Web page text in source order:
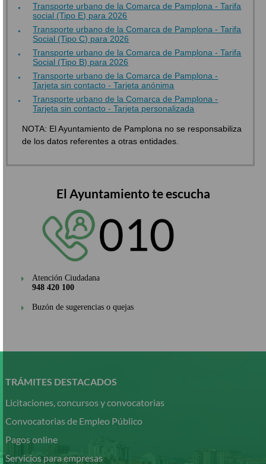
Transporte urbano de la Comarca de Pamplona - Tarifa
social (Tipo E) para 2026
Transporte urbano de la Comarca de Pamplona - Tarifa
Social (Tipo C) para 2026
Transporte urbano de la Comarca de Pamplona - Tarifa
Social (Tipo B) para 2026
Transporte urbano de la Comarca de Pamplona -
Tarjeta sin contacto - Tarjeta anónima
Transporte urbano de la Comarca de Pamplona -
Tarjeta sin contacto - Tarjeta personalizada
NOTA: El Ayuntamiento de Pamplona no se responsabiliza
de los datos referentes a otras entidades.
El Ayuntamiento te escucha
Atención Ciudadana
948 420 100
Buzón de sugerencias o quejas
contenido
TRÁMITES DESTACADOS
Licitaciones, concursos y convocatorias
Convocatorias de Empleo Público
Pagos online
Servicios para empresas